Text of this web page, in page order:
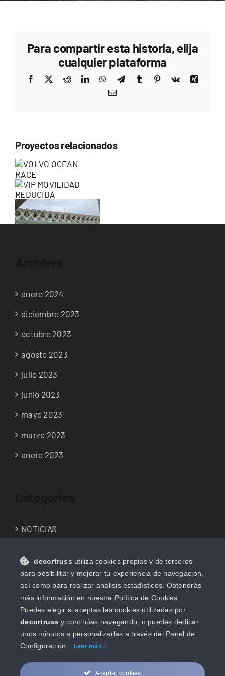
Para compartir esta historia, elija
cualquier plataforma
Facebook RedditLinkedInWhatsApp
TelegramTumblr Pinterest
Vk
Xing
Correo
Proyectos relacionados
enero 2024
diciembre 2023
octubre 2023
agosto 2023
julio 2023
junio 2023
mayo 2023
marzo 2023
enero 2023
NOTICIAS
Uncategorized
decortruss utiliza cookies propias y de terceros
para posibilitar y mejorar tu experiencia de navegación,
así como para realizar análisis estadísticos. Obtendrás
más información en nuestra Política de Cookies.
Puedes elegir si aceptas las cookies utilizadas por
decortruss y continúas navegando, o puedes dedicar
unos minutos a personalizarlas a través del Panel de
Configuración.
Leer más
Aceptar cookies